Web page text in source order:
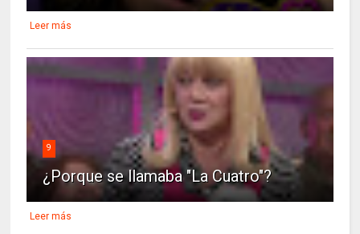
Leer más
9
¿Porque se llamaba "La Cuatro"?
Leer más